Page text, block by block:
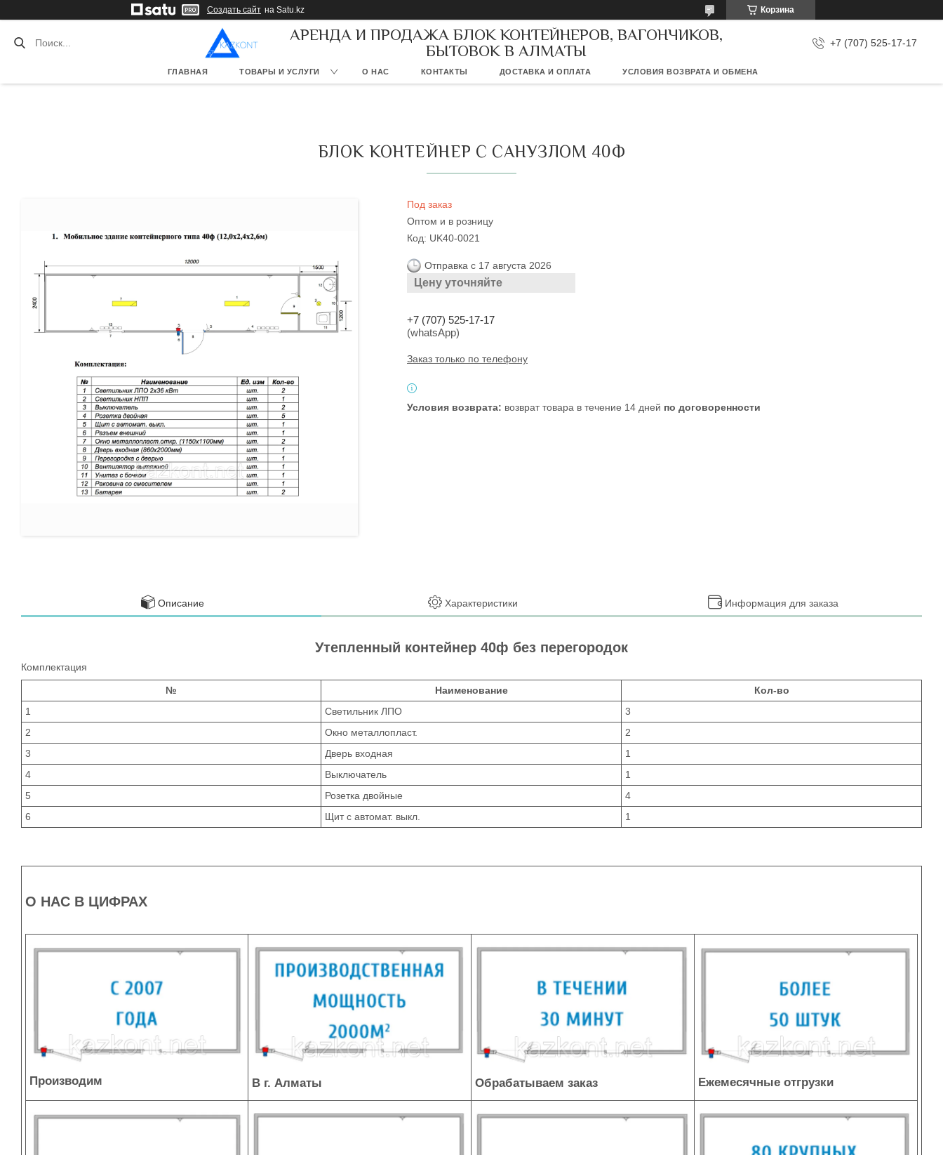
Создать сайт на Satu.kz Корзина
АРЕНДА И ПРОДАЖА БЛОК КОНТЕЙНЕРОВ, ВАГОНЧИКОВ,
БЫТОВОК В АЛМАТЫ
+7 (707) 525-17-17
ГЛАВНАЯ ТОВАРЫ И УСЛУГИ О НАС КОНТАКТЫ ДОСТАВКА И ОПЛАТА УСЛОВИЯ ВОЗВРАТА И ОБМЕНА
БЛОК КОНТЕЙНЕР С САНУЗЛОМ 40Ф
Под заказ
Оптом и в розницу
Код: UK40-0021
Отправка с 17 августа 2026
Цену уточняйте
+7 (707) 525-17-17
(whatsApp)
Заказ только по телефону
возврат товара в течение 14 дней по договоренности
Описание Характеристики Информация для заказа
Утепленный контейнер 40ф без перегородок
Комплектация
№ Наименование
Кол-во
1
Светильник ЛПО
3
2
Окно металлопласт.
2
3
Дверь входная
1
4
Выключатель
1
5
Розетка двойные
4
6
Щит с автомат. выкл. 1
О НАС В ЦИФРАХ
Производим В г. Алматы Обрабатываем заказ Ежемесячные отгрузки